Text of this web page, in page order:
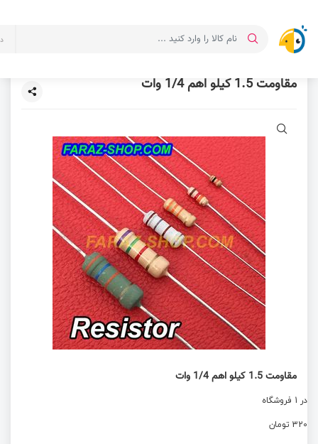
مقاومت 1.5 کیلو اهم 1/4 وات
مقاومت 1.5 کیلو اهم 1/4 وات
در 1 فروشگاه
320 تومان